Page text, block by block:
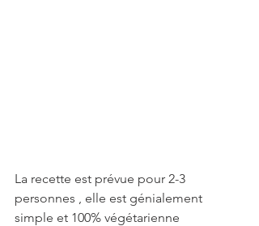
La recette est prévue pour 2-3
personnes , elle est génialement
simple et 100% végétarienne